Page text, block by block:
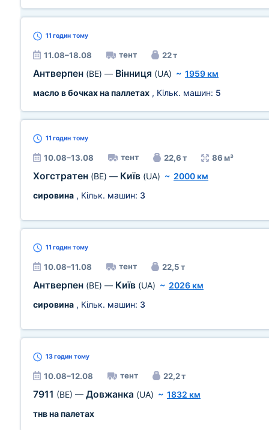
11 годин тому
11.08–18.08 тент 22 т
Антверпен (BE) — Вінниця (UA) ~ 1959 км
масло в бочках на паллетах , Кільк. машин: 5
11 годин тому
10.08–13.08 тент 22,6 т 86 м³
Хогстратен (BE) — Київ (UA) ~ 2000 км
сировина , Кільк. машин: 3
11 годин тому
10.08–11.08 тент 22,5 т
Антверпен (BE) — Київ (UA) ~ 2026 км
сировина , Кільк. машин: 3
13 годин тому
10.08–12.08 тент 22,2 т
7911 (BE) — Довжанка (UA) ~ 1832 км
тнв на палетах